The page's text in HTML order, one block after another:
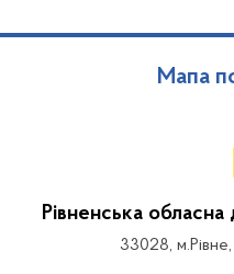
Мапа
Рівненська обласна
33028,